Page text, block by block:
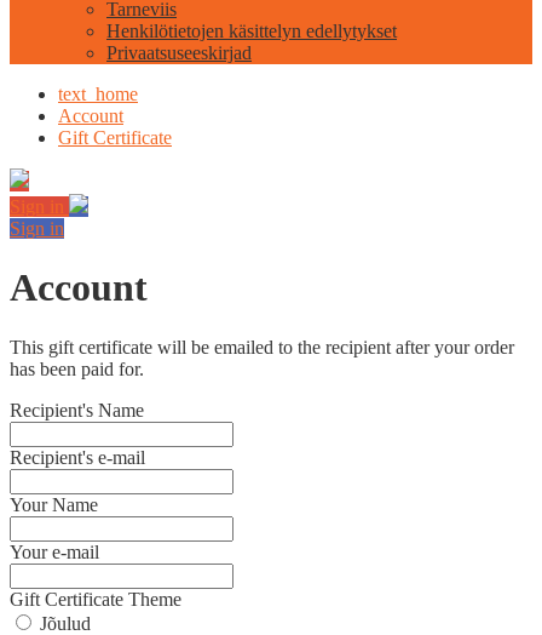
Tarneviis
Henkilötietojen käsittelyn edellytykset
Privaatsuseeskirjad
text_home
Account
Gift Certificate
Sign in
Sign in
Account
This gift certificate will be emailed to the recipient after your order
has been paid for.
Recipient's Name
Recipient's e-mail
Your Name
Your e-mail
Gift Certificate Theme
Jõulud